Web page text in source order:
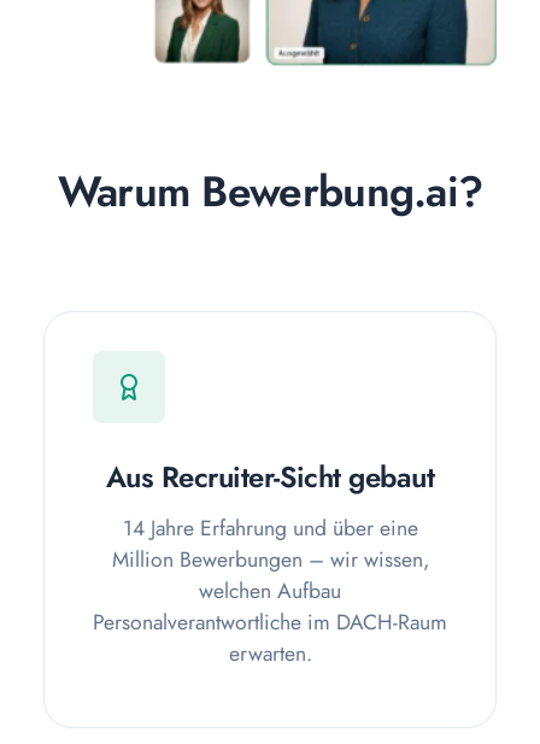
Warum Bewerbung.ai?
Aus Recruiter-Sicht gebaut
14 Jahre Erfahrung und über eine
Million Bewerbungen – wir wissen,
welchen Aufbau
Personalverantwortliche im DACH-Raum
erwarten.